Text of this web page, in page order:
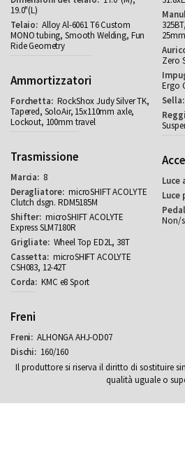
19.0"(L)
Alloy Al-6061 T6 Custom
MONO tubing, Smooth Welding, Fun
Ride Geometry
Ammortizzatori
RockShox Judy Silver TK,
Tapered, SoloAir, 15x110mm axle,
Lockout, 100mm travel
Trasmissione
8
microSHIFT ACOLYTE
Clutch dsgn. RDM5185M
microSHIFT ACOLYTE
Express SLM7180R
Wheel Top ED2L, 38T
microSHIFT ACOLYTE
CSH083, 12-42T
KMC e8 Sport
Freni
ALHONGA AHJ-OD07
160/160
Zero
Ergo
Non/
Il produttore si riserva il diritto di sostituire
qualità uguale o